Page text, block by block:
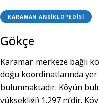
KARAMAN ANSIKLOPEDISI
Gökçe
Karaman merkeze bağlı
doğu koordinatlarında yer
bulunmaktadır. Köyün
yüksekliği) 1.297 m’dir.